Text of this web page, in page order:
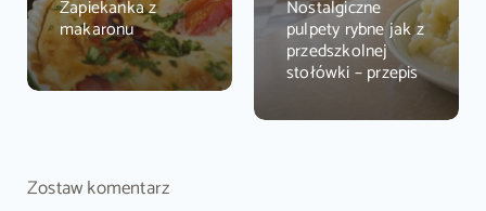
Zapiekanka z
makaronu
Nostalgiczne
pulpety rybne jak z
przedszkolnej
stołówki – przepis
Zostaw komentarz